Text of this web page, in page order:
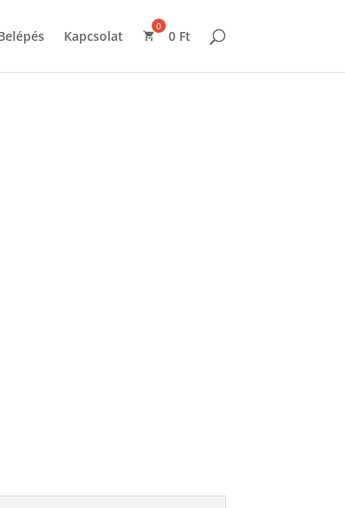
Kapcsolat 0 Ft